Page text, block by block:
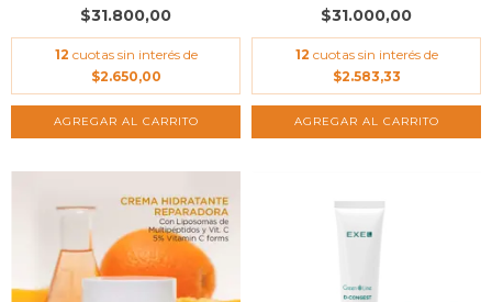
$31.800,00
12 cuotas sin interés de
$2.650,00
$31.000,00
12 cuotas sin interés de
$2.583,33